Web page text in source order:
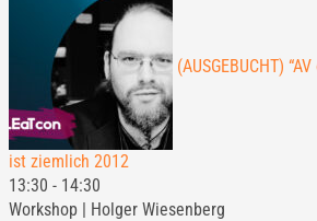
(AUSGEBUCHT)
ist ziemlich 2012
13:30 - 14:30
Workshop | Holger Wiesenberg